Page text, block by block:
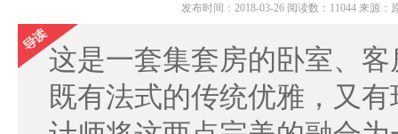
发布时间：2018-03-26 阅读数：11044 来源
这是一套集套房的卧室、
既有法式的传统优雅，又